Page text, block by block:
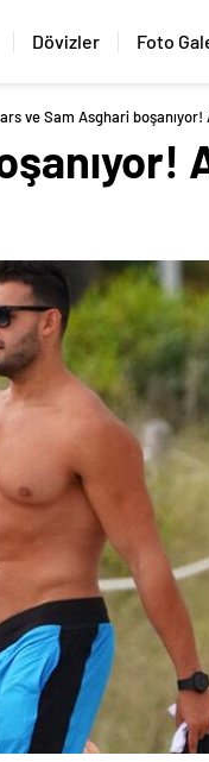
Dövizler Foto
ve Sam Asghari boşanıyor!